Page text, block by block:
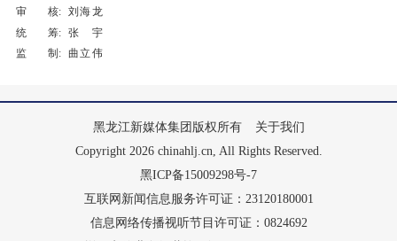
审 核: 刘海龙
统 筹: 张宇
监 制: 曲立伟
黑龙江新媒体集团版权所有
关于我们
Copyright 2026 chinahlj.cn, All Rights Reserved.
黑ICP备15009298号-7
互联网新闻信息服务许可证：23120180001
信息网络传播视听节目许可证：0824692